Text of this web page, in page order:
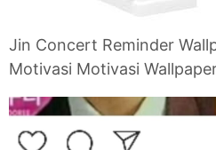
Jin Concert Reminder
Motivasi Motivasi